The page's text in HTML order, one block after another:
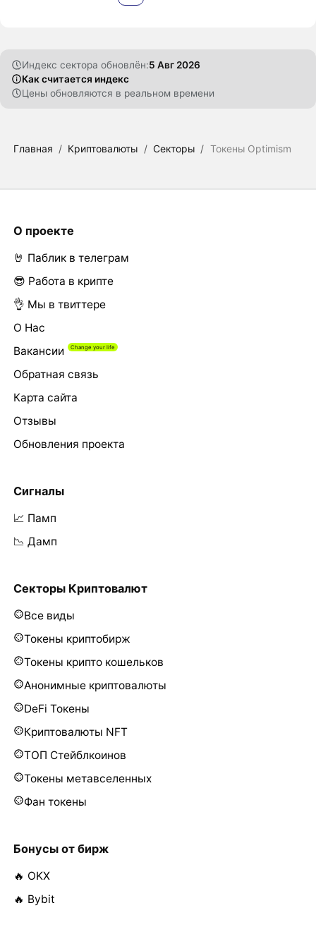
Индекс сектора обновлён:5 Авг 2026
Как считается индекс
Цены обновляются в реальном времени
Главная / Криптовалюты / Секторы / Токены Optimism
О проекте
🤘 Паблик в телеграм
😎 Работа в крипте
👌 Мы в твиттере
О Нас
Вакансии
Обратная связь
Карта сайта
Отзывы
Обновления проекта
Сигналы
📈 Памп
📉 Дамп
Секторы Криптовалют
Все виды
Токены криптобирж
Токены крипто кошельков
Анонимные криптовалюты
DeFi Токены
Криптовалюты NFT
ТОП Стейблкоинов
Токены метавселенных
Фан токены
Бонусы от бирж
🔥 OKX
🔥 Bybit